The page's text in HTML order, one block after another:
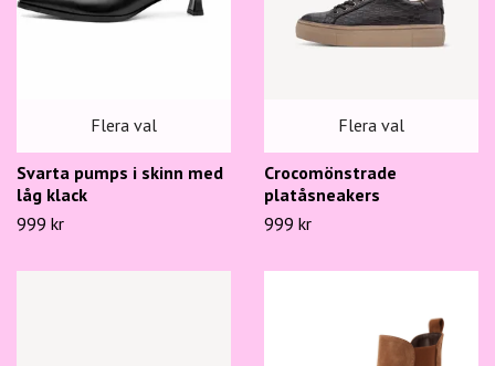
Flera val
Svarta pumps i skinn med
låg klack
999 kr
Flera val
Crocomönstrade
platåsneakers
999 kr